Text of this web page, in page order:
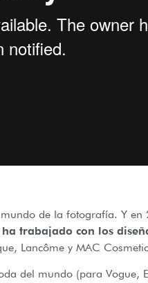
de la fotografía. Y
ha trabajado con los
Lancôme y MAC
del mundo (para Vogue,